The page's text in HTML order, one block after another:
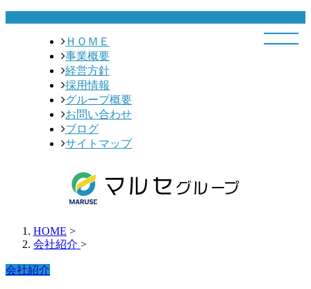
ＨＯＭＥ
事業概要
経営方針
採用情報
グループ概要
お問い合わせ
ブログ
サイトマップ
HOME >
会社紹介 >
会社紹介